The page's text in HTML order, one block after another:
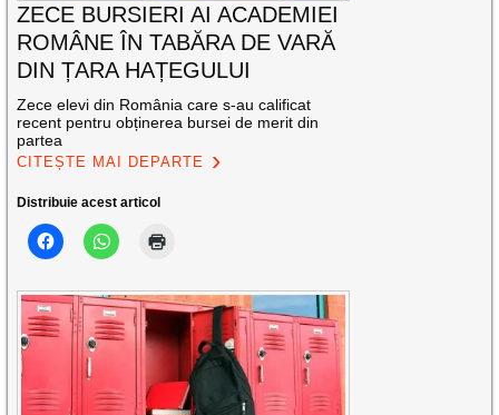
ZECE BURSIERI AI ACADEMIEI
ROMÂNE ÎN TABĂRA DE VARĂ
DIN ȚARA HAȚEGULUI
Zece elevi din România care s-au calificat
recent pentru obținerea bursei de merit din
partea
CITEȘTE MAI DEPARTE
Distribuie acest articol